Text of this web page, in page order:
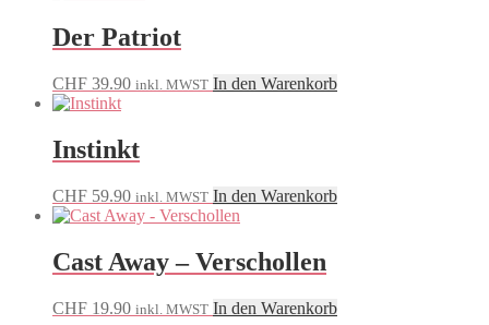
Der Patriot
CHF 39.90 inkl. MWST In den Warenkorb
Instinkt
CHF 59.90 inkl. MWST In den Warenkorb
Cast Away – Verschollen
CHF 19.90 inkl. MWST In den Warenkorb